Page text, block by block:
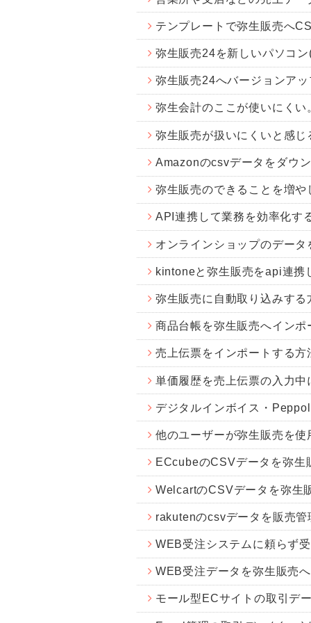
テンプレートで弥生販売へ
弥生販売24を新しいパソコ
弥生販売24へバージョンア
弥生会計のここが使いにく
弥生販売が扱いにくいと感
Amazonのcsvデータをダウ
弥生販売のできることを増
API連携して業務を効率化す
オンラインショップのデー
kintoneと弥生販売をapi連携
弥生販売に自動取り込みす
商品台帳を弥生販売へインポ
売上伝票をインポートする方
単価履歴を売上伝票の入力中
デジタルインボイス・
他のユーザーが弥生販売を
ECcubeのCSVデータを弥生
WelcartのCSVデータを弥生
rakutenのcsvデータを販売
WEB受注システムに頼らず
WEB受注データを弥生販売
モール型ECサイトの取引デ